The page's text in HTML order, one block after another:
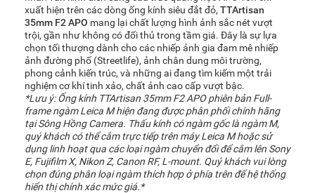
xuất hiện trên các dòng ống kính siêu đắt đỏ, TTArtisan
35mm F2 APO mang lại chất lượng hình ảnh sắc nét vượt
trội, gần như không có đối thủ trong tầm giá. Đây là sự lựa
chọn tối thượng dành cho các nhiếp ảnh gia đam mê nhiếp
ảnh đường phố (Streetlife), ảnh chân dung môi trường,
phong cảnh kiến trúc, và những ai đang tìm kiếm một trải
nghiệm cơ khí tinh xảo, chất ảnh cao cấp vượt bậc.
*Lưu ý: Ống kính TTArtisan 35mm F2 APO phiên bản Full-
frame ngàm Leica M hiện đang được phân phối chính hãng
tại Sông Hồng Camera. Thấu kính có ngàm gốc là ngàm M,
quý khách có thể cắm trực tiếp trên máy Leica M hoặc sử
dụng linh hoạt qua các loại ngàm chuyển đổi để cắm lên Sony
E, Fujifilm X, Nikon Z, Canon RF, L-mount. Quý khách vui lòng
chọn đúng phân loại ngàm thích hợp ở phía trên để hệ thống
hiển thị chính xác mức giá.*